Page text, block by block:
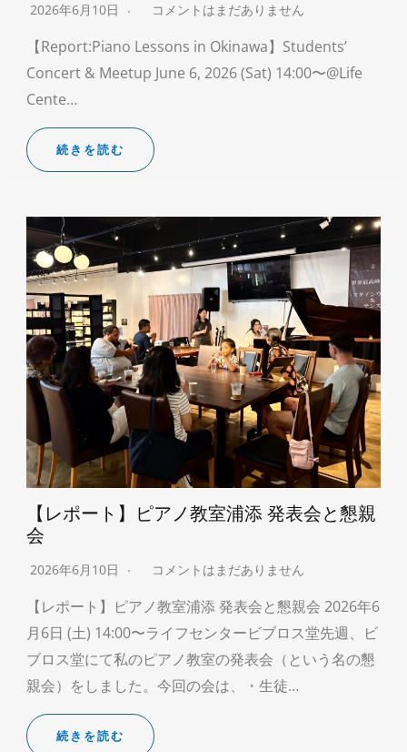
2026年6月10日 コメントはまだありません
【Report:Piano Lessons in Okinawa】Students’
Concert & Meetup June 6, 2026 (Sat) 14:00〜@Life
Cente…
続きを読む
【レポート】ピアノ教室浦添 発表会と懇親
会
2026年6月10日 コメントはまだありません
【レポート】ピアノ教室浦添 発表会と懇親会 2026年6
月6日 (土) 14:00〜ライフセンタービブロス堂先週、ビ
ブロス堂にて私のピアノ教室の発表会（という名の懇
親会）をしました。今回の会は、・生徒…
続きを読む